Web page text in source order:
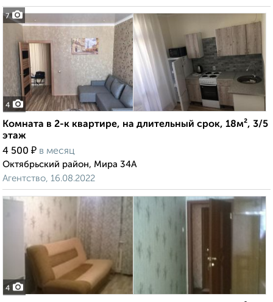
7
4
Комната в 2-к квартире, на длительный срок, 18м², 3/5
этаж
4 500 ₽ в месяц
Октябрьский район, Мира 34А
Агентство, 16.08.2022
4